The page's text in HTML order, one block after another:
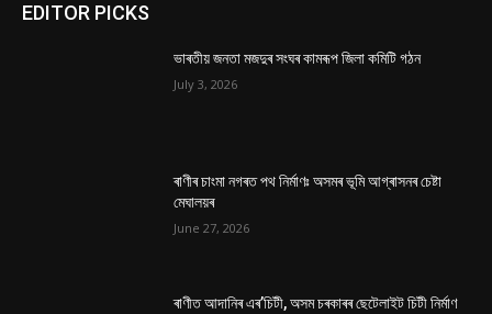
EDITOR PICKS
ভাৰতীয় জনতা মজদুৰ সংঘৰ কামৰূপ জিলা কমিটি গঠন
July 3, 2026
ৰাণীৰ চাংমা নগৰত পথ নিৰ্মাণঃ অসমৰ ভূমি আগ্ৰাসনৰ চেষ্টা
মেঘালয়ৰ
June 27, 2026
ৰাণীত আদানিৰ এৰ’চিটী, অসম চৰকাৰৰ ছেটেলাইট চিটী নিৰ্মাণ